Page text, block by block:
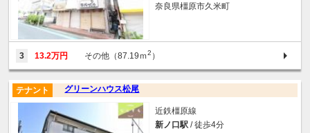
奈良県橿原市久米町
3 13.2万円 その他（87.19ｍ2 ）
グリーンハウス松尾
テナント
近鉄橿原線
新ノ口駅 / 徒歩4分